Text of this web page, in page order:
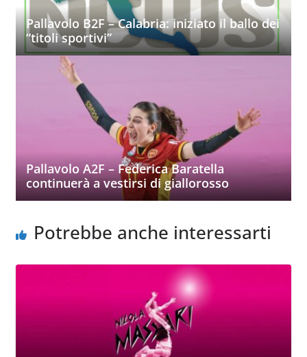
Pallavolo B2F – Calabria: iniziato il ballo dei
“titoli sportivi”
Pallavolo A2F – Federica Baratella
continuerà a vestirsi di giallorosso
Potrebbe anche interessarti